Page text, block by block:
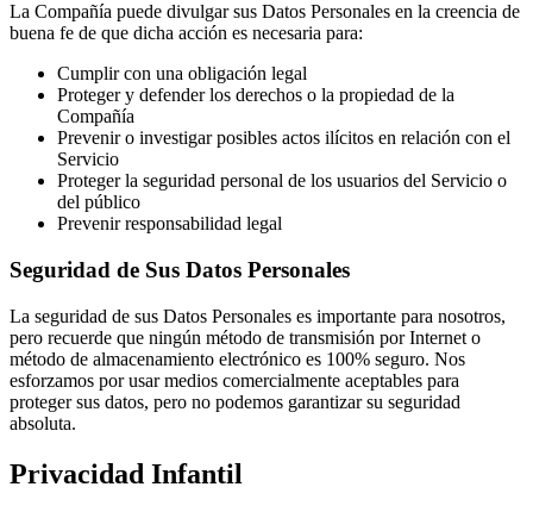
La Compañía puede divulgar sus Datos Personales en la creencia de
buena fe de que dicha acción es necesaria para:
Cumplir con una obligación legal
Proteger y defender los derechos o la propiedad de la
Compañía
Prevenir o investigar posibles actos ilícitos en relación con el
Servicio
Proteger la seguridad personal de los usuarios del Servicio o
del público
Prevenir responsabilidad legal
Seguridad de Sus Datos Personales
La seguridad de sus Datos Personales es importante para nosotros,
pero recuerde que ningún método de transmisión por Internet o
método de almacenamiento electrónico es 100% seguro. Nos
esforzamos por usar medios comercialmente aceptables para
proteger sus datos, pero no podemos garantizar su seguridad
absoluta.
Privacidad Infantil